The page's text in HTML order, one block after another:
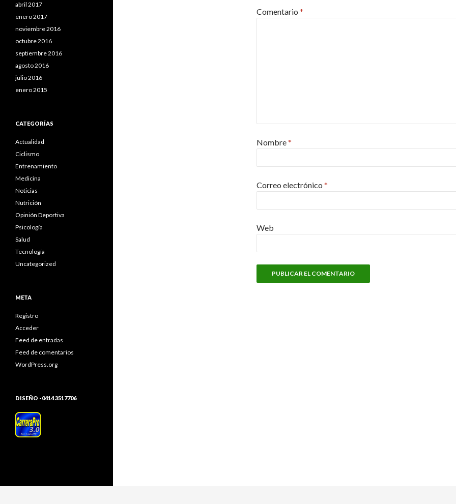
Comentario *
Nombre*
Correo electrónico *
Web
abril 2017
enero 2017
noviembre 2016
octubre 2016
septiembre 2016
agosto 2016
julio 2016
enero 2015
CATEGORÍAS
Actualidad
Ciclismo
Entrenamiento
Medicina
Noticias
Nutrición
Opinión Deportiva
Psicología
Salud
Tecnología
Uncategorized
META
Registro
Acceder
Feed de entradas
Feed de comentarios
WordPress.org
DISEÑO -0414 3517706